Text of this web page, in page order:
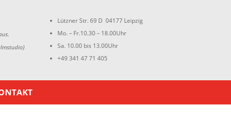
Lützner Str. 69 D 04177 Leipzig
Mo. – Fr.10.30 – 18.00Uhr
Sa. 10.00 bis 13.00Uhr
+49 341 47 71 405